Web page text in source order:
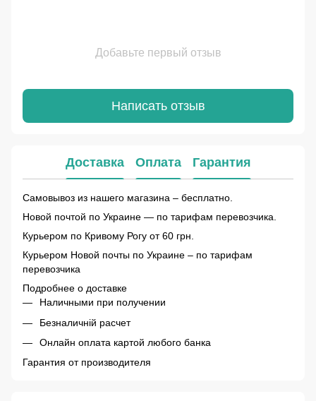
Добавьте первый отзыв
Написать отзыв
Доставка Оплата Гарантия
Самовывоз из нашего магазина – бесплатно.
Новой почтой по Украине — по тарифам перевозчика.
Курьером по Кривому Рогу от 60 грн.
Курьером Новой почты по Украине – по тарифам
перевозчика
Подробнее о доставке
Наличными при получении
Безналичній расчет
Онлайн оплата картой любого банка
Гарантия от производителя